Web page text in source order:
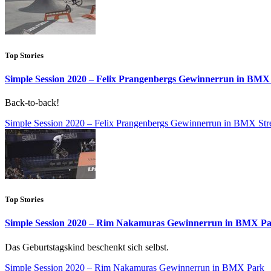
Top Stories
Simple Session 2020 – Felix Prangenbergs Gewinnerrun in
Back-to-back!
Simple Session 2020 – Felix Prangenbergs Gewinnerrun in BMX
Top Stories
Simple Session 2020 – Rim Nakamuras Gewinnerrun in BMX
Das Geburtstagskind beschenkt sich selbst.
Simple Session 2020 – Rim Nakamuras Gewinnerrun in BMX Park